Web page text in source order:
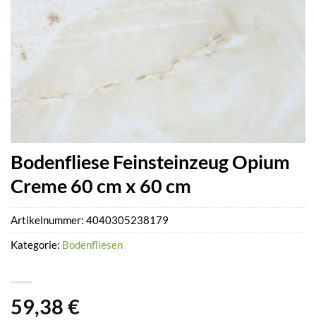
Bodenfliese Feinsteinzeug Opium
Creme 60 cm x 60 cm
59,38 €
Artikelnummer: 4040305238179
Kategorie: Bodenfliesen